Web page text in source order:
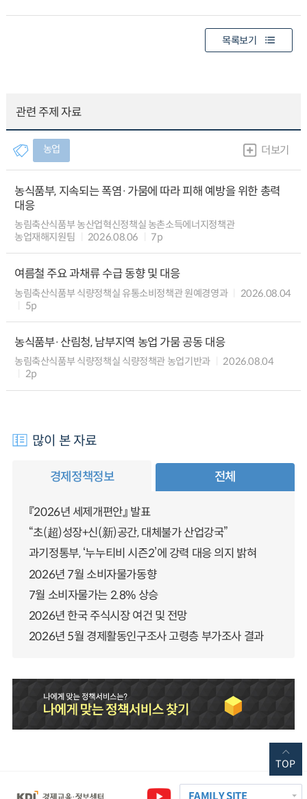
목록보기
관련 주제 자료
농업 더보기
농식품부, 지속되는 폭염·가뭄에 따라 피해 예방을 위한 총력
대응
농림축산식품부 농산업혁신정책실 농촌소득에너지정책관
농업재해지원팀
2026.08.06 7p
여름철 주요 과채류 수급 동향 및 대응
농림축산식품부 식량정책실 유통소비정책관 원예경영과
2026.08.04
5p
농식품부·산림청, 남부지역 농업 가뭄 공동 대응
농림축산식품부 식량정책실 식량정책관 농업기반과
2026.08.04
2p
많이 본 자료
경제정책정보 전체
『2026년 세제개편안』 발표
“초(超)성장+신(新)공간, 대체불가 산업강국”
과기정통부, ‘누누티비 시즌2’에 강력 대응 의지 밝혀
2026년 7월 소비자물가동향
7월 소비자물가는 2.8% 상승
2026년 한국 주식시장 여건 및 전망
2026년 5월 경제활동인구조사 고령층 부가조사 결과
FAMILY SITE
TOP